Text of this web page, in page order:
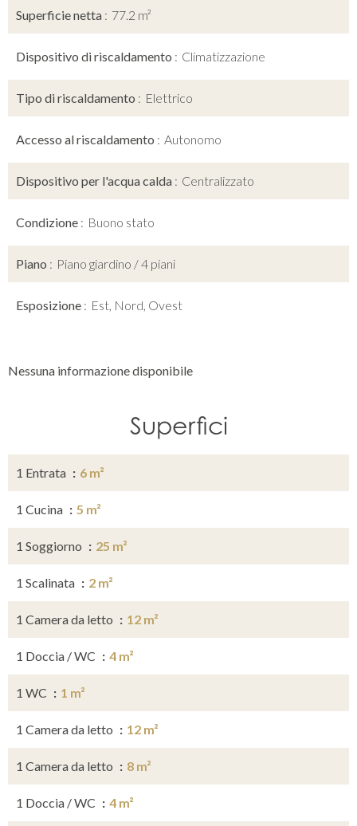
Superficie netta 77.2 m²
Dispositivo di riscaldamento Climatizzazione
Tipo di riscaldamento Elettrico
Accesso al riscaldamento Autonomo
Dispositivo per l'acqua calda Centralizzato
Condizione Buono stato
Piano Piano giardino / 4 piani
Esposizione Est, Nord, Ovest
Nessuna informazione disponibile
Superfici
1 Entrata 6 m²
1 Cucina 5 m²
1 Soggiorno 25 m²
1 Scalinata 2 m²
1 Camera da letto 12 m²
1 Doccia / WC 4 m²
1 WC 1 m²
1 Camera da letto 12 m²
1 Camera da letto 8 m²
1 Doccia / WC 4 m²